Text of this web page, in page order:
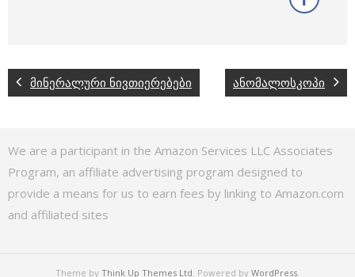
მინერალური ნივთიერებები ანომალოსკოპი
We are a participant in the Amazon Services LLC Associates
Program, an affiliate advertising program designed to
provide a means for us to earn fees by linking to Amazon.com
and affiliated sites
Theme by Think Up Themes Ltd. Powered by WordPress.